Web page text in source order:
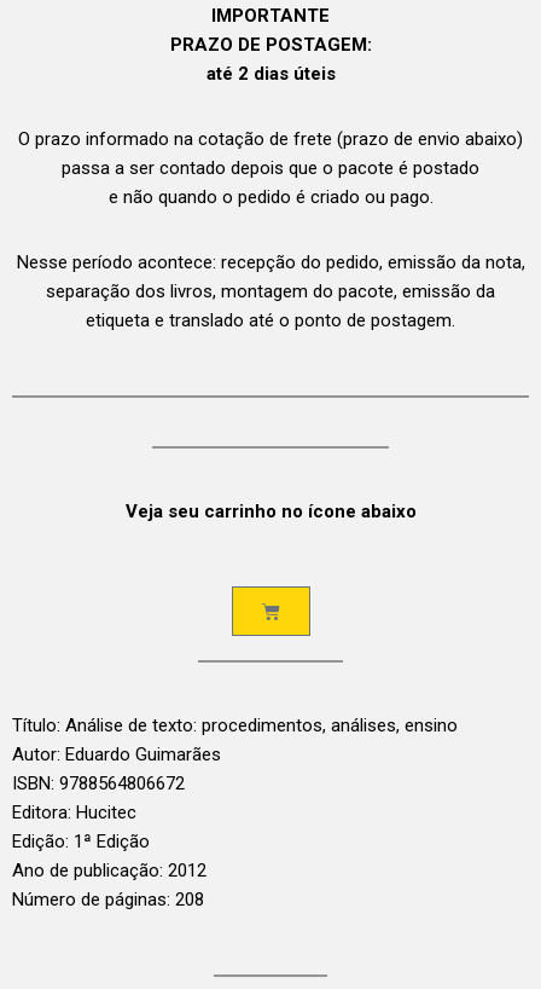
IMPORTANTE
PRAZO DE POSTAGEM:
até 2 dias úteis
O prazo informado na cotação de frete (prazo de envio abaixo)
passa a ser contado depois que o pacote é postado
e não quando o pedido é criado ou pago.
Nesse período acontece: recepção do pedido, emissão da nota,
separação dos livros, montagem do pacote, emissão da
etiqueta e translado até o ponto de postagem.
Veja seu carrinho no ícone abaixo
Título: Análise de texto: procedimentos, análises, ensino
Autor: Eduardo Guimarães
ISBN: 9788564806672
Editora: Hucitec
Edição: 1ª Edição
Ano de publicação: 2012
Número de páginas: 208